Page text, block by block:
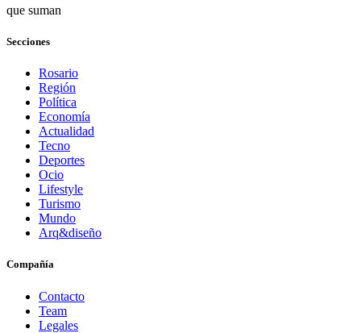
que suman
Secciones
Rosario
Región
Política
Economía
Actualidad
Tecno
Deportes
Ocio
Lifestyle
Turismo
Mundo
Arq&diseño
Compañía
Contacto
Team
Legales